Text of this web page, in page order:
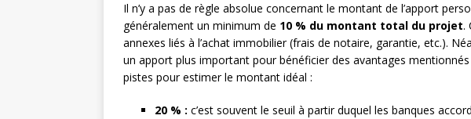
Il n’y a pas de règle absolue concernant le montant de l’apport
généralement un minimum de 10 % du montant total du projet.
annexes liés à l’achat immobilier (frais de notaire, garantie, etc.).
un apport plus important pour bénéficier des avantages
pistes pour estimer le montant idéal :
20 % : c’est souvent le seuil à partir duquel les banques